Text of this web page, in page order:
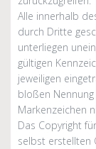
Alle innerhalb
durch Dritte
unterliegen
gültigen
jeweiligen
bloßen
Markenzeichen
Das Copyright
selbst erstellten